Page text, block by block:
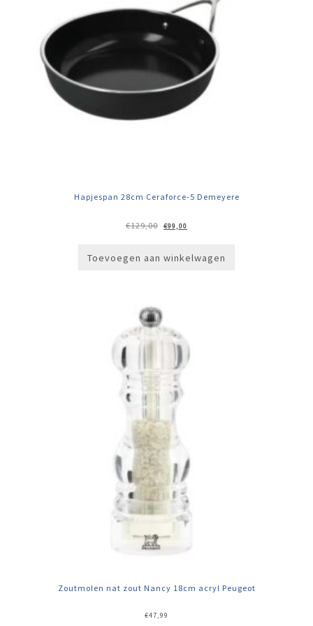
Hapjespan 28cm Ceraforce-5 Demeyere
€129,00
Oorspronkelijke
prijs
€99,00
prijs
Toevoegen aan winkelwagen
Zoutmolen nat zout Nancy 18cm acryl Peugeot
€47,99